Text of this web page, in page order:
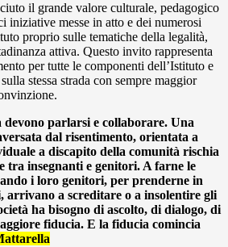
il grande valore culturale, pedagogico
iniziative messe in atto e dei numerosi
proprio sulle tematiche della legalità,
attiva. Questo invito rappresenta
per tutte le componenti dell’Istituto e
stessa strada con sempre maggior
parlarsi e collaborare. Una
dal risentimento, orientata a
a discapito della comunità rischia
tra insegnanti e genitori. A farne le
i loro genitori, per prenderne in
arrivano a screditare o a insolentire gli
ha bisogno di ascolto, di dialogo, di
fiducia. E la fiducia comincia